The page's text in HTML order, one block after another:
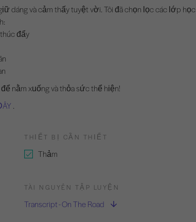
dáng và cảm thấy tuyệt vời. Tôi đã chọn lọc các lớp học
đẩy
nằm xuống và thỏa sức thể hiện!
.
THIẾT BỊ CẦN THIẾT
Thảm
TÀI NGUYÊN TẬP LUYỆN
Transcript - On The Road